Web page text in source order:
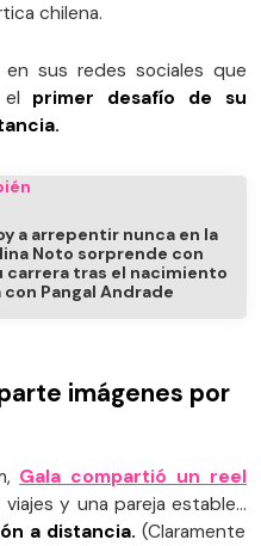
chilena.
en sus redes sociales que
primer desafío de su
a arrepentir nunca en la
Noto sorprende con
carrera tras el nacimiento
con Pangal Andrade
imágenes por
Gala compartió un reel
y una pareja estable…
a distancia. (Claramente